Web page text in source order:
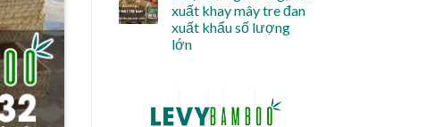
xuất khay mây tre đan
xuất khẩu số lượng
lớn